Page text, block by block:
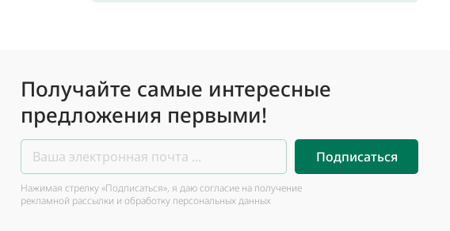
Получайте самые интересные
предложения первыми!
Подписаться
Нажимая стрелку «Подписаться», я даю согласие на получение
рекламной рассылки и обработку персональных данных